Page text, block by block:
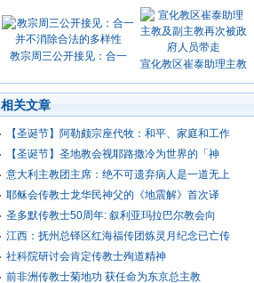
教宗周三公开接见：合一
宣化教区崔泰助理主教
相关文章
【圣诞节】阿勒颇宗座代牧：和平、家庭和工作
【圣诞节】圣地教会视耶路撒冷为世界的「神
意大利主教团主席：绝不可遗弃病人是一道无上
耶稣会传教士龙华民神父的《地震解》首次译
圣多默传教士50周年: 叙利亚玛拉巴尔教会向
江西：抚州总铎区红海福传团炼灵月纪念已亡传
社科院研讨会肯定传教士殉道精神
前非洲传教士菊地功 获任命为东京总主教